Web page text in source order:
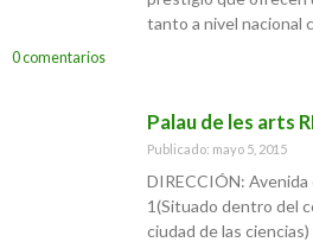
tanto a nivel nacional
0 comentarios
Palau de les arts
Publicado: mayo 5, 2015
DIRECCIÓN:
1(Situado dentro del
ciudad de las ciencias)